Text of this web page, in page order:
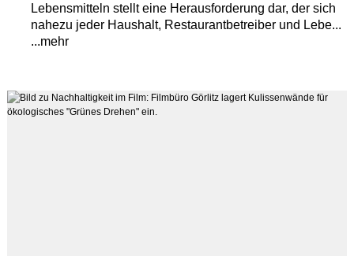
Lebensmitteln stellt eine Herausforderung dar, der sich
nahezu jeder Haushalt, Restaurantbetreiber und Lebe...
...mehr